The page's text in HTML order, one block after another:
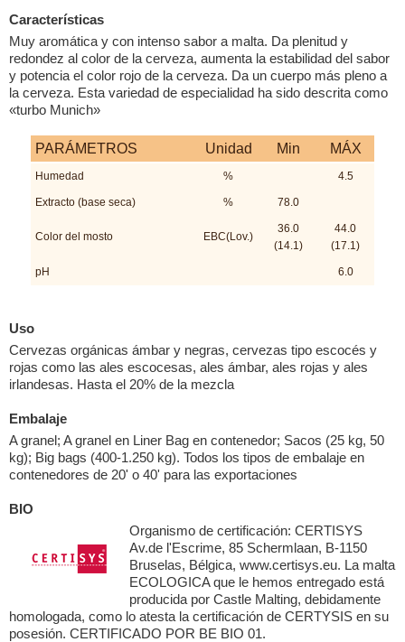
Características
Muy aromática y con intenso sabor a malta. Da plenitud y
redondez al color de la cerveza, aumenta la estabilidad del sabor
y potencia el color rojo de la cerveza. Da un cuerpo más pleno a
la cerveza. Esta variedad de especialidad ha sido descrita como
«turbo Munich»
PARÁMETROS Unidad Min MÁX
Humedad % 4.5
Extracto (base seca) % 78.0
Color del mosto EBC(Lov.)
36.0
(14.1)
44.0
(17.1)
pH 6.0
Uso
Cervezas orgánicas ámbar y negras, cervezas tipo escocés y
rojas como las ales escocesas, ales ámbar, ales rojas y ales
irlandesas. Hasta el 20% de la mezcla
Embalaje
A granel; A granel en Liner Bag en contenedor; Sacos (25 kg, 50
kg); Big bags (400-1.250 kg). Todos los tipos de embalaje en
contenedores de 20' o 40' para las exportaciones
BIO
Organismo de certificación: CERTISYS
Av.de l'Escrime, 85 Schermlaan, B-1150
Bruselas, Bélgica, www.certisys.eu. La malta
ECOLOGICA que le hemos entregado está
producida por Castle Malting, debidamente
homologada, como lo atesta la certificación de CERTYSIS en su
posesión. CERTIFICADO POR BE BIO 01.